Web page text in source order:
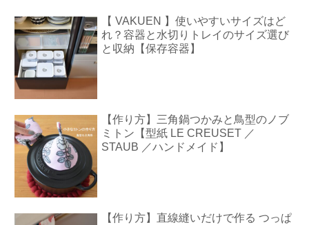
【 VAKUEN 】使いやすいサイズはど
れ？容器と水切りトレイのサイズ選び
と収納【保存容器】
【作り方】三角鍋つかみと鳥型のノブ
ミトン【型紙 LE CREUSET ／
STAUB ／ハンドメイド】
【作り方】直線縫いだけで作る つっぱ